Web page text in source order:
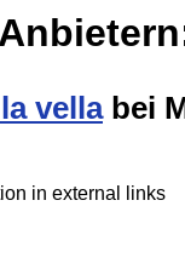
vellabei
in external links